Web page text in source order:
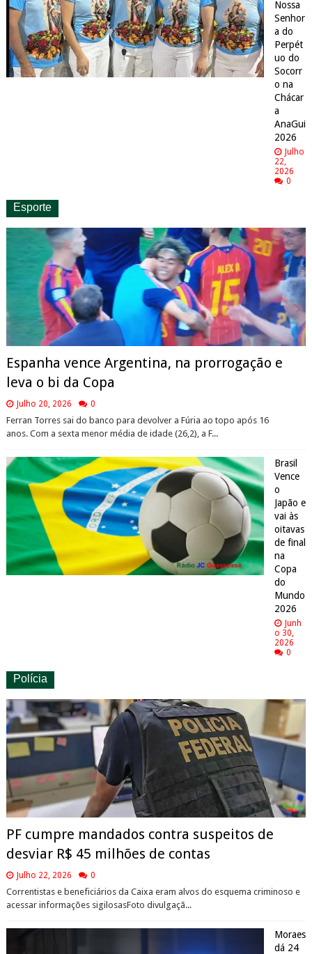
Nossa
Senhor
a do
Perpét
uo do
Socorr
o na
Chácar
a
AnaGui
2026
Julho
22,
2026
0
Esporte
Espanha vence Argentina, na prorrogação e
leva o bi da Copa
Julho 20, 2026 0
Ferran Torres sai do banco para devolver a Fúria ao topo após 16
anos. Com a sexta menor média de idade (26,2), a F...
Brasil
Vence
o
Japão e
vai às
oitavas
de final
na
Copa
do
Mundo
2026
Junh
o 30,
2026
0
Polícia
PF cumpre mandados contra suspeitos de
desviar R$ 45 milhões de contas
Julho 22, 2026 0
Correntistas e beneficiários da Caixa eram alvos do esquema criminoso e
acessar informações sigilosasFoto divulgaçã...
Moraes
dá 24